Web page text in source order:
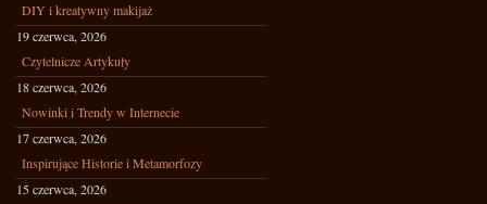
DIY i kreatywny makijaż
19 czerwca, 2026
Czytelnicze Artykuły
18 czerwca, 2026
Nowinki i Trendy w Internecie
17 czerwca, 2026
Inspirujące Historie i Metamorfozy
15 czerwca, 2026